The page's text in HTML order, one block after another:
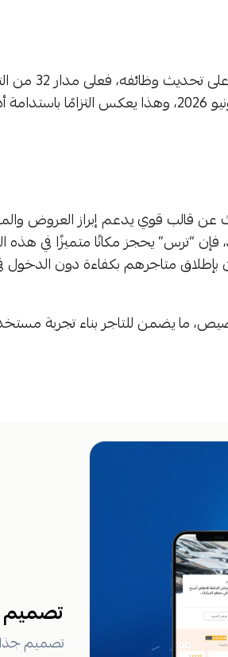
يبرز ثيم “ترس” من خلال استمرارية
منذ توافره في 6 يوليو 2025، وصلت آخر إضافة أو تطوير إلى 7 يونيو 2026، وهذا يعكس
عن قالب قوي يدعم إبراز العروض
“ترس” يحجز مكانًا متميزًا في هذه
بإطلاق متاجرهم بكفاءة دون الدخول
ما يضمن للتاجر بناء تجربة
تصميم
تصميم